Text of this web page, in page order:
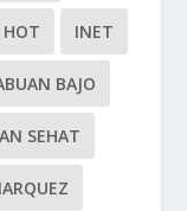
HOT INET
BAJO
SEHAT